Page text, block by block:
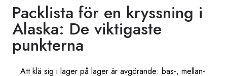
Packlista för en kryssning i
Alaska: De viktigaste
punkterna
Att klä sig i lager på lager är avgörande: bas-, mellan-